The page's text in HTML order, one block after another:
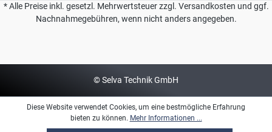
* Alle Preise inkl. gesetzl. Mehrwertsteuer zzgl. Versandkosten und ggf.
Nachnahmegebühren, wenn nicht anders angegeben.
© Selva Technik GmbH
Diese Website verwendet Cookies, um eine bestmögliche Erfahrung
bieten zu können. Mehr Informationen ...